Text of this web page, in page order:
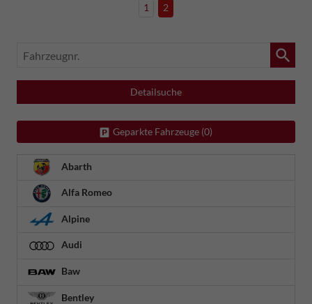
1 2
Fahrzeugnr.
Detailsuche
Geparkte Fahrzeuge (0)
Abarth
Alfa Romeo
Alpine
Audi
Baw
Bentley